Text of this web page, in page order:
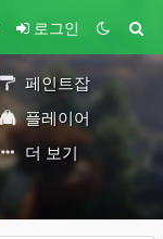
로그인
페인트잡
플레이어
더 보기